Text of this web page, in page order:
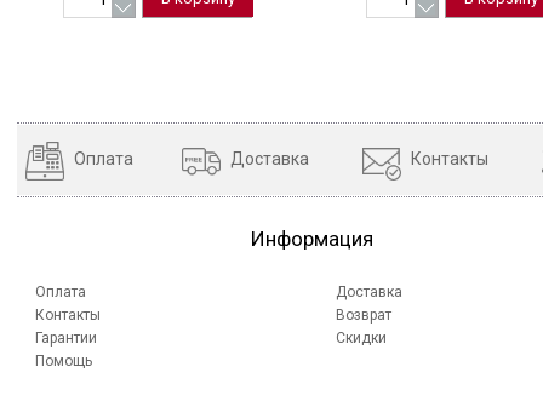
Оплата Доставка Контакты
Информация
Оплата
Контакты
Гарантии
Помощь
Доставка
Возврат
Скидки